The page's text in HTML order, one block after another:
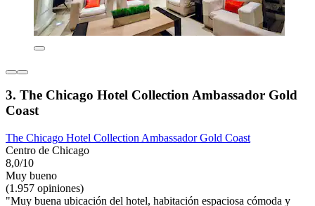
3. The Chicago Hotel Collection Ambassador Gold
Coast
The Chicago Hotel Collection Ambassador Gold Coast
Centro de Chicago
8,0/10
Muy bueno
(1.957 opiniones)
"Muy buena ubicación del hotel, habitación espaciosa cómoda y